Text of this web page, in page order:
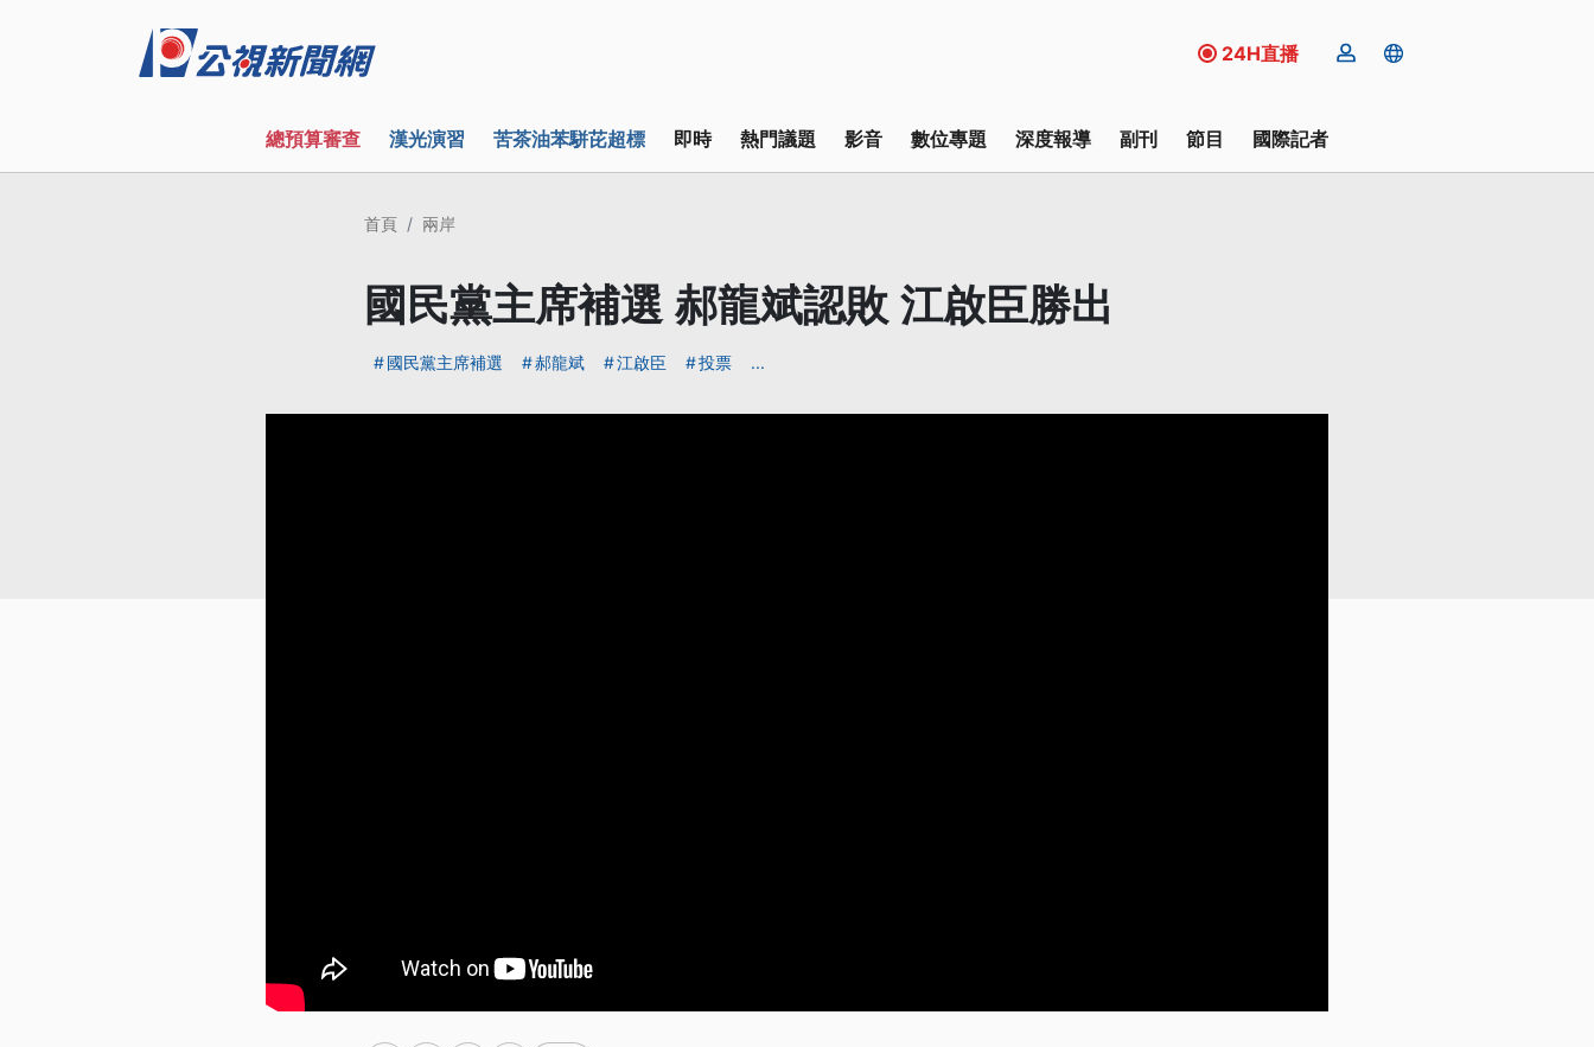
24H直播
總預算審查 漢光演習 苦茶油苯駢芘超標 即時 熱門議題 影音 數位專題 深度報導 副刊 節目 國際記者
首頁 兩岸
國民黨主席補選 郝龍斌認敗 江啟臣勝出
國民黨主席補選 郝龍斌 江啟臣 投票 ...